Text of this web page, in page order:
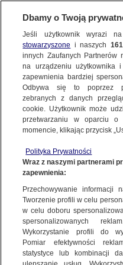
ŚWIAT
Pożar tankowca w
Są doniesienia o
12.05.2020, 10:00
Dbamy o Twoją
Jeśli użytkownik wyrazi
stowarzyszone i naszych 161
innych Zaufanych Partnerów
na urządzeniu użytkownika
zapewnienia bardziej
Odbywa się to poprzez
zebranych z danych
cookie. Użytkownik może
przetwarzaniu w oparciu o
momencie, klikając przycisk
Polityka Prywatności
Wraz z naszymi partnerami
zapewnienia:
Przechowywanie
Tworzenie profili w celu
w celu doboru
spersonalizowanych
Wykorzystanie profili do
Pomiar efektywności
statystyce lub kombinacji